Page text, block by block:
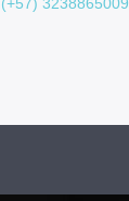
3238865009